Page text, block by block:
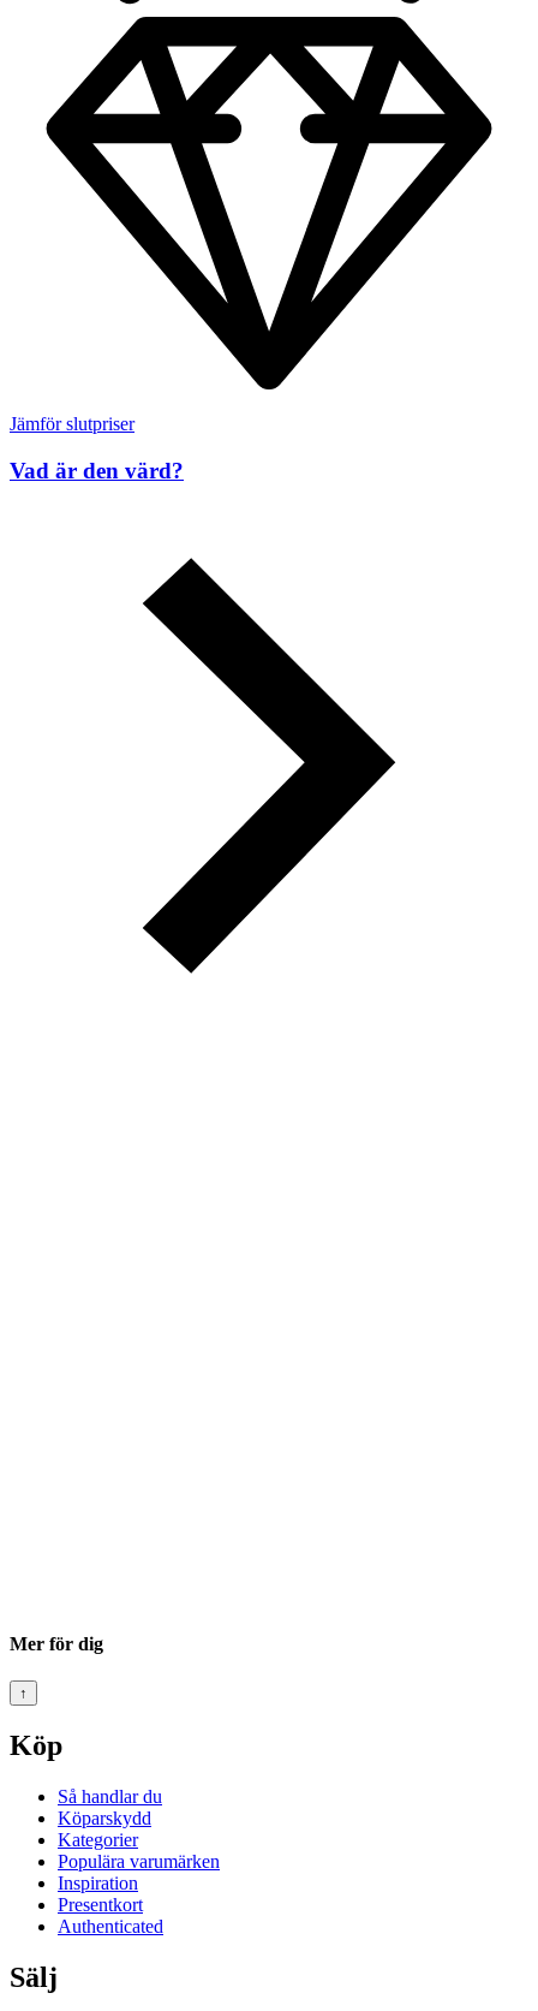
Jämför slutpriser
Vad är den värd?
Mer för dig
↑
Köp
Så handlar du
Köparskydd
Kategorier
Populära varumärken
Inspiration
Presentkort
Authenticated
Sälj